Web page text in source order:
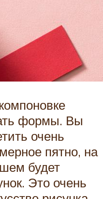
формы. Вы
очень
пятно, на
будет
Это очень